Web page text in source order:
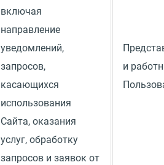
включая
направление
уведомлений,
запросов,
касающихся
использования
Сайта, оказания
услуг, обработку
запросов и заявок от
и